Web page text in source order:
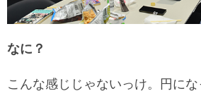
なに？
こんな感じじゃないっけ。円に